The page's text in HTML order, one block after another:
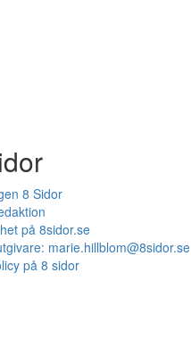
8 Sidor
på 8sidor.se
marie.hillblom@8sidor.se
på 8 sidor